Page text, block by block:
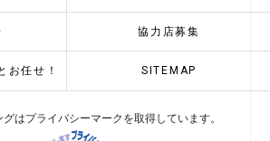
協力店募集
お任せ！ SITEMAP
グはプライバシーマークを取得しています。